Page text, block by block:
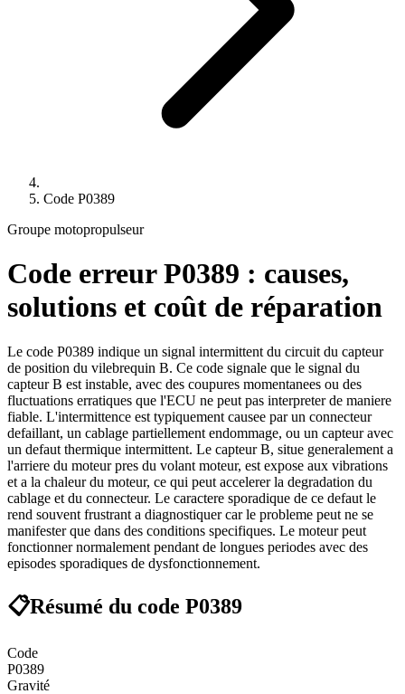
Code P0389
Groupe motopropulseur
Code erreurP0389 : causes,
solutions et coût de réparation
Le code P0389 indique un signal intermittent du circuit du capteur
de position du vilebrequin B. Ce code signale que le signal du
capteur B est instable, avec des coupures momentanees ou des
fluctuations erratiques que l'ECU ne peut pas interpreter de maniere
fiable. L'intermittence est typiquement causee par un connecteur
defaillant, un cablage partiellement endommage, ou un capteur avec
un defaut thermique intermittent. Le capteur B, situe generalement a
l'arriere du moteur pres du volant moteur, est expose aux vibrations
et a la chaleur du moteur, ce qui peut accelerer la degradation du
cablage et du connecteur. Le caractere sporadique de ce defaut le
rend souvent frustrant a diagnostiquer car le probleme peut ne se
manifester que dans des conditions specifiques. Le moteur peut
fonctionner normalement pendant de longues periodes avec des
episodes sporadiques de dysfonctionnement.
📋Résumé du code P0389
Code
P0389
Gravité